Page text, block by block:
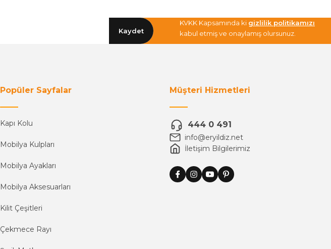
Kaydet
KVKK Kapsamında ki gizlilik politikamızı
kabul etmiş ve onaylamış olursunuz.
Popüler Sayfalar
Kapı Kolu
Mobilya Kulpları
Mobilya Ayakları
Mobilya Aksesuarları
Kilit Çeşitleri
Çekmece Rayı
Müşteri Hizmetleri
444 0 491
info@eryildiz.net
İletişim Bilgilerimiz